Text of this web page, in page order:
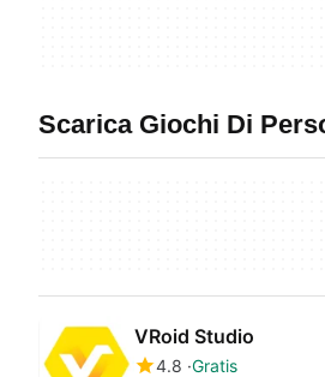
Scarica Giochi Di
VRoid Studio
4.8 Gratis